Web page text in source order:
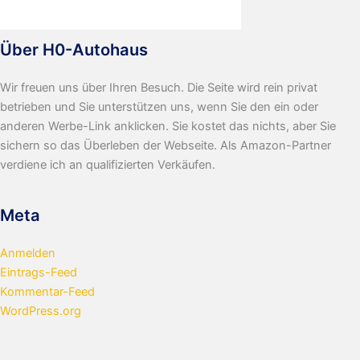
Über H0-Autohaus
Wir freuen uns über Ihren Besuch. Die Seite wird rein privat
betrieben und Sie unterstützen uns, wenn Sie den ein oder
anderen Werbe-Link anklicken. Sie kostet das nichts, aber Sie
sichern so das Überleben der Webseite. Als Amazon-Partner
verdiene ich an qualifizierten Verkäufen.
Meta
Anmelden
Eintrags-Feed
Kommentar-Feed
WordPress.org